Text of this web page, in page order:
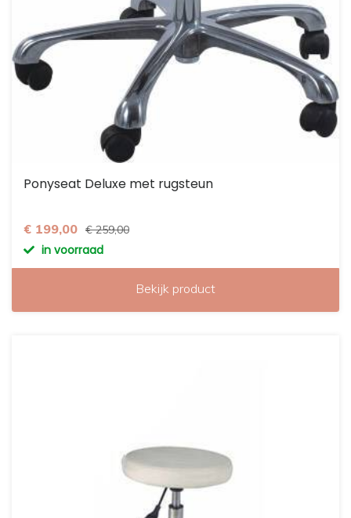
Ponyseat Deluxe met rugsteun
€ 199,00 € 259,00
in voorraad
Bekijk product